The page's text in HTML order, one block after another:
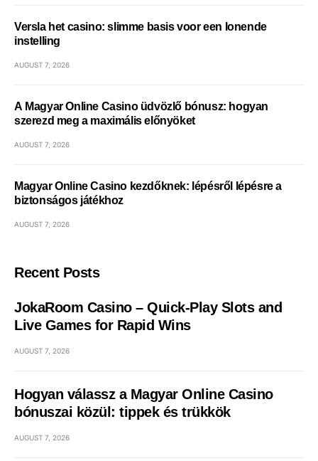
Versla het casino: slimme basis voor een lonende
instelling
AUGUST 7, 2026
A Magyar Online Casino üdvözlő bónusz: hogyan
szerezd meg a maximális előnyöket
AUGUST 7, 2026
Magyar Online Casino kezdőknek: lépésről lépésre a
biztonságos játékhoz
AUGUST 7, 2026
Recent Posts
JokaRoom Casino – Quick‑Play Slots and
Live Games for Rapid Wins
AUGUST 7, 2026
Hogyan válassz a Magyar Online Casino
bónuszai közül: tippek és trükkök
AUGUST 7, 2026